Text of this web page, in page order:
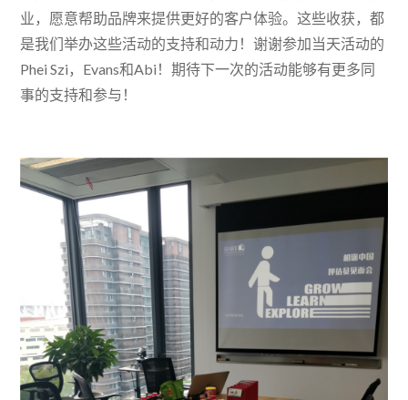
业，愿意帮助品牌来提供更好的客户体验。这些收获，都
是我们举办这些活动的支持和动力！谢谢参加当天活动的
Phei Szi，Evans和Abi！期待下一次的活动能够有更多同
事的支持和参与！